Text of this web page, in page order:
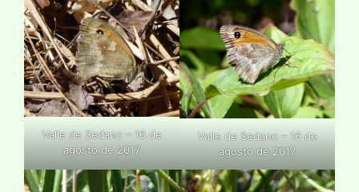
Valle de Sedano – 16 de
agosto de 2017
Valle de Sedano – 16 de
agosto de 2017